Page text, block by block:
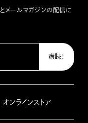
とメールマガジンの配信に
オンラインストア